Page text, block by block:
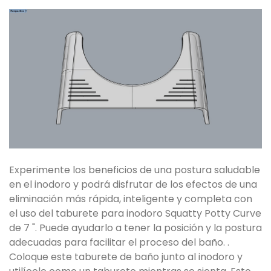
Experimente los beneficios de una postura saludable
en el inodoro y podrá disfrutar de los efectos de una
eliminación más rápida, inteligente y completa con
el uso del taburete para inodoro Squatty Potty Curve
de 7 ". Puede ayudarlo a tener la posición y la postura
adecuadas para facilitar el proceso del baño. .
Coloque este taburete de baño junto al inodoro y